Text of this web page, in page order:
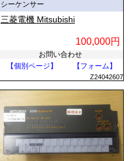
シーケンサー
三菱電機 Mitsubishi
100,000円
お問い合わせ
【個別ページ】
【フォーム】
Z24042607